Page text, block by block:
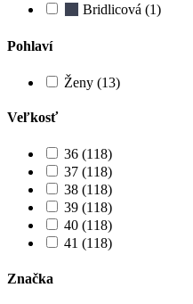
Bridlicová (1)
Pohlaví
Ženy (13)
Veľkosť
36 (118)
37 (118)
38 (118)
39 (118)
40 (118)
41 (118)
Značka